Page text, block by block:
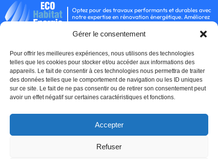
Gérer le consentement
Pour offrir les meilleures expériences, nous utilisons des technologies
telles que les cookies pour stocker et/ou accéder aux informations des
appareils. Le fait de consentir à ces technologies nous permettra de traiter
des données telles que le comportement de navigation ou les ID uniques
sur ce site. Le fait de ne pas consentir ou de retirer son consentement peut
avoir un effet négatif sur certaines caractéristiques et fonctions.
Accepter
Refuser
Optez pour des travaux performants et durables avec
notre expertise en rénovation énergétique. Améliorez
votre confort tout en réduisant votre consommation.
Panneaux photovoltaïques
Chauffe eau thermodynamiques
Pompes à chaleur
Isolation thermique extérieure
Bornes de recharge
Chauffe eau solaire
Qualité RGE
Prime rénov
CEE
Qui sommes nous ?
Nous contacter
Mentions légalesPolitique de confidentialité & cookies
Plan du siteAccessibilité